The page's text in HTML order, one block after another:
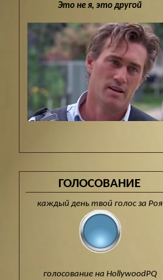
Это не я, это другой
ГОЛОСОВАНИЕ
каждый день твой голос за Роя
голосование на HollywoodPQ